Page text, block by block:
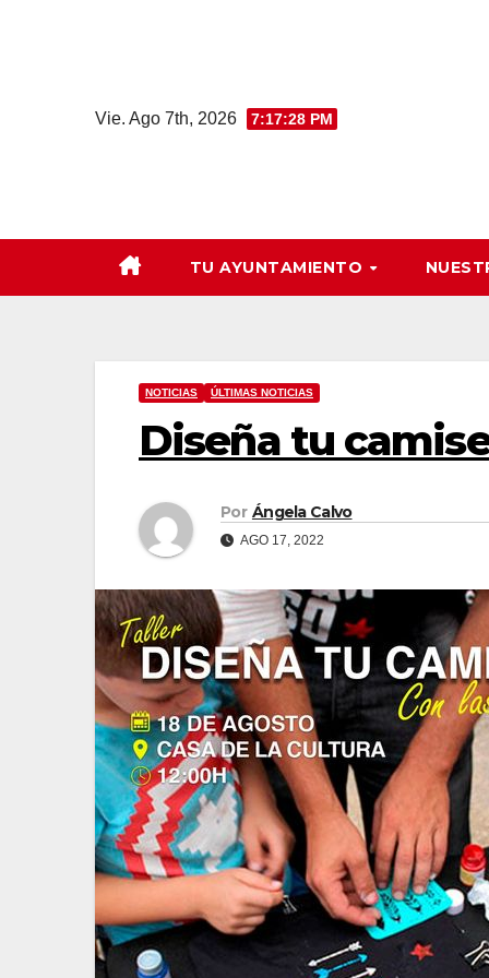
Vie. Ago 7th, 2026 7:17:29 PM
TU AYUNTAMIENTO
NOTICIAS ÚLTIMAS NOTICIAS
Diseña tu
Por Ángela Calvo
AGO 17, 2022